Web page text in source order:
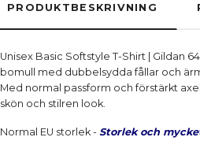
PRODUKTBESKRIVNING
Unisex Basic Softstyle T-Shirt | Gildan
bomull med dubbelsydda fållar och
Med normal passform och förstärkt
skön och stilren look.
Normal EU storlek - Storlek och